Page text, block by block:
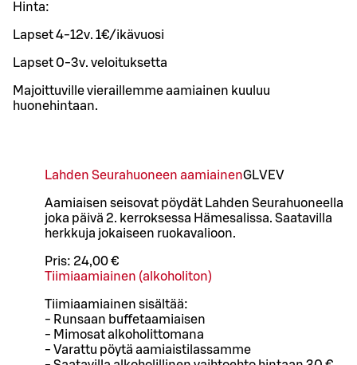
Hinta:
Lapset 4-12v. 1€/ikävuosi
Lapset 0-3v. veloituksetta
Majoittuville vieraillemme aamiainen kuuluu
huonehintaan.
Lahden Seurahuoneen aamiainenGLVEV
Aamiaisen seisovat pöydät Lahden Seurahuoneella
joka päivä 2. kerroksessa Hämesalissa. Saatavilla
herkkuja jokaiseen ruokavalioon.
Pris: 24,00 €
Tiimiaamiainen (alkoholiton)
Tiimiaamiainen sisältää:
- Runsaan buffetaamiaisen
- Mimosat alkoholittomana
- Varattu pöytä aamiaistilassamme